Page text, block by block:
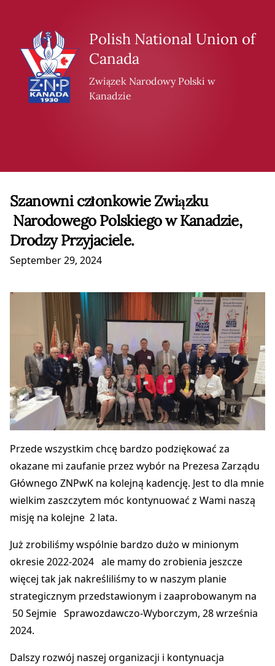
Polish National Union of
Canada
Związek Narodowy Polski w
Kanadzie
Szanowni członkowie Związku
Narodowego Polskiego w Kanadzie,
Drodzy Przyjaciele.
September 29, 2024
Przede wszystkim chcę bardzo podziękować za
okazane mi zaufanie przez wybór na Prezesa Zarządu
Głównego ZNPwK na kolejną kadencję. Jest to dla mnie
wielkim zaszczytem móc kontynuować z Wami naszą
misję na kolejne 2 lata.
Już zrobiliśmy wspólnie bardzo dużo w minionym
okresie 2022-2024 ale mamy do zrobienia jeszcze
więcej tak jak nakreśliliśmy to w naszym planie
strategicznym przedstawionym i zaaprobowanym na
50 Sejmie Sprawozdawczo-Wyborczym, 28 września
2024.
Dalszy rozwój naszej organizacji i kontynuacja